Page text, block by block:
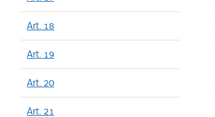
Art. 18
Art. 19
Art. 20
Art. 21